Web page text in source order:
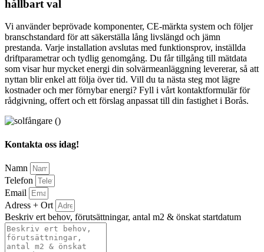
hållbart val
Vi använder beprövade komponenter, CE-märkta system och följer
branschstandard för att säkerställa lång livslängd och jämn
prestanda. Varje installation avslutas med funktionsprov, inställda
driftparametrar och tydlig genomgång. Du får tillgång till mätdata
som visar hur mycket energi din solvärmeanläggning levererar, så att
nyttan blir enkel att följa över tid. Vill du ta nästa steg mot lägre
kostnader och mer förnybar energi? Fyll i vårt kontaktformulär för
rådgivning, offert och ett förslag anpassat till din fastighet i Borås.
Kontakta oss idag!
Namn
Telefon
Email
Adress + Ort
Beskriv ert behov, förutsättningar, antal m2 & önskat startdatum